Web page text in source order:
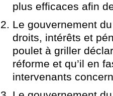
plus efficaces afin
Le gouvernement
droits, intérêts et
poulet à griller
réforme et qu’il en
intervenants